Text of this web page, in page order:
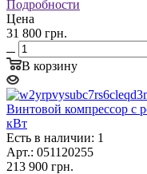
Подробности
Цена
31 800 грн.
В корзину
Винтовой компрессор с
кВт
Есть в наличии: 1
Арт.: 051120255
213 900 грн.